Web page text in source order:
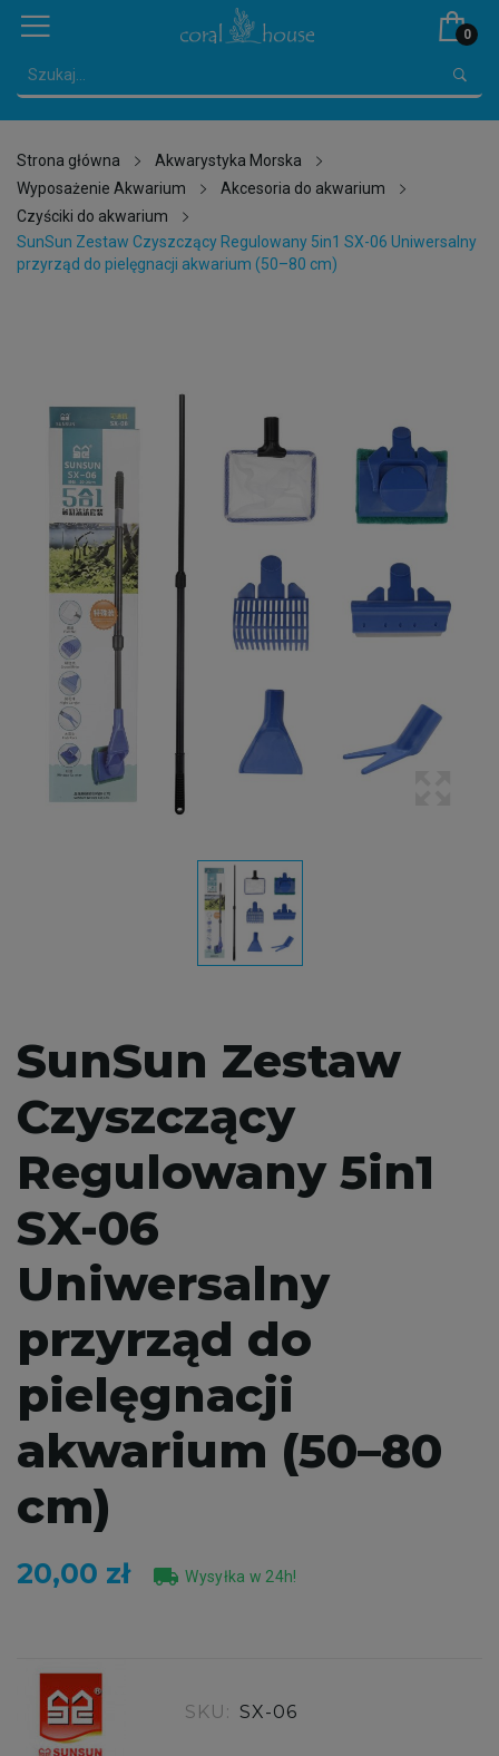
0
Strona główna
Akwarystyka Morska
Wyposażenie Akwarium
Akcesoria do akwarium
Czyściki do akwarium
SunSun Zestaw Czyszczący Regulowany 5in1 SX-06 Uniwersalny
przyrząd do pielęgnacji akwarium (50–80 cm)
SunSun Zestaw
Czyszczący
Regulowany 5in1
SX-06
Uniwersalny
przyrząd do
pielęgnacji
akwarium (50–80
cm)
20,00 zł local_shipping Wysyłka w 24h!
SKU: SX-06